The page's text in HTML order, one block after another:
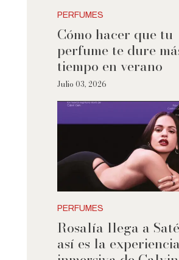
PERFUMES
Cómo hacer que tu
perfume te dure
tiempo en verano
Julio 03, 2026
PERFUMES
Rosalía llega a
así es la experiencia